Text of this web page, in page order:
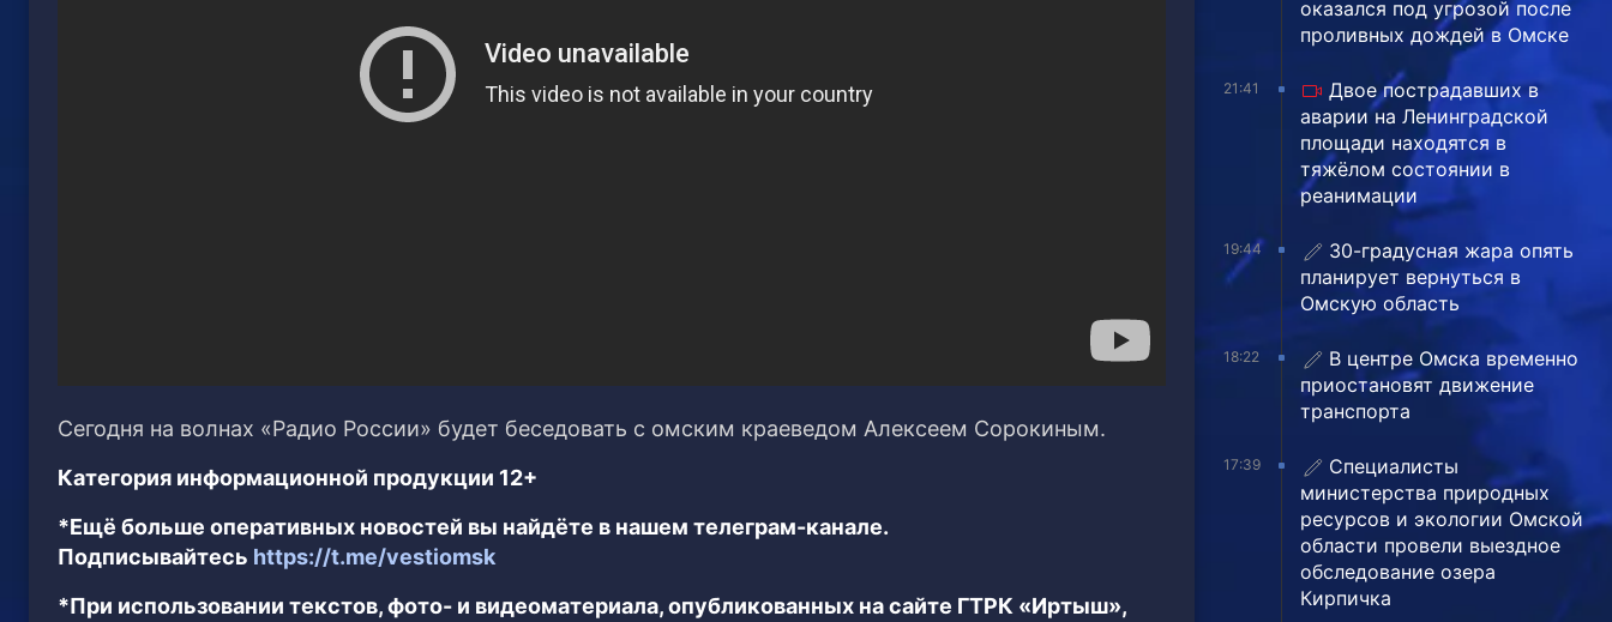
Сегодня на волнах «Радио России» будет беседовать с омским краеведом Алексеем Сорокиным.
Категория информационной продукции 12+
*Ещё больше оперативных новостей вы найдёте в нашем телеграм-канале.
Подписывайтесь https://t.me/vestiomsk
*При использовании текстов, фото- и видеоматериала, опубликованных на сайте ГТРК «Иртыш»,
оказался под угрозой после
проливных дождей в Омске
21:41
Двое пострадавших в
аварии на Ленинградской
площади находятся в
тяжёлом состоянии в
реанимации
19:44
30-градусная жара опять
планирует вернуться в
Омскую область
18:22
В центре Омска временно
приостановят движение
транспорта
17:39
Специалисты
министерства природных
ресурсов и экологии Омской
области провели выездное
обследование озера
Кирпичка